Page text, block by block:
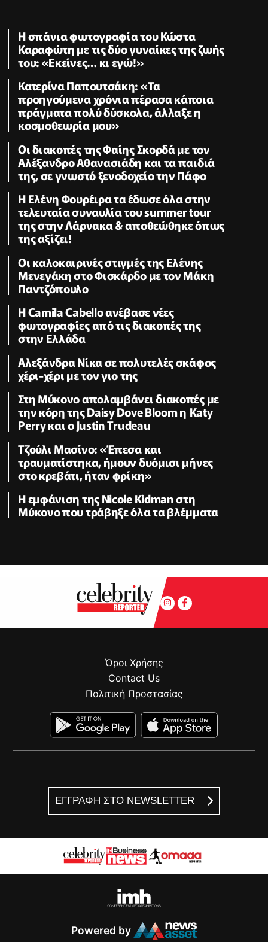
Η σπάνια φωτογραφία του Κώστα
Καραφώτη με τις δύο γυναίκες της ζωής
του: «Εκείνες… κι εγώ!»
Κατερίνα Παπουτσάκη: «Τα
προηγούμενα χρόνια πέρασα κάποια
πράγματα πολύ δύσκολα, άλλαξε η
κοσμοθεωρία μου»
Οι διακοπές της Φαίης Σκορδά με τον
Αλέξανδρο Αθανασιάδη και τα παιδιά
της, σε γνωστό ξενοδοχείο την Πάφο
Η Ελένη Φουρέιρα τα έδωσε όλα στην
τελευταία συναυλία του summer tour
της στην Λάρνακα & αποθεώθηκε όπως
της αξίζει!
Oι καλοκαιρινές στιγμές της Ελένης
Μενεγάκη στο Φισκάρδο με τον Μάκη
Παντζόπουλο
Η Camila Cabello ανέβασε νέες
φωτογραφίες από τις διακοπές της
στην Ελλάδα
Αλεξάνδρα Νίκα σε πολυτελές σκάφος
χέρι-χέρι με τον γιο της
Στη Μύκονο απολαμβάνει διακοπές με
την κόρη της Daisy Dove Bloom η Κaty
Perry και ο Justin Trudeau
Τζούλι Μασίνο: «Έπεσα και
τραυματίστηκα, ήμουν δυόμισι μήνες
στο κρεβάτι, ήταν φρίκη»
Η εμφάνιση της Nicole Kidman στη
Μύκονο που τράβηξε όλα τα βλέμματα
ΕΓΓΡΑΦΗ ΣΤΟ NEWSLETTER
Όροι Χρήσης
Contact Us
Πολιτική Προστασίας
Powered by